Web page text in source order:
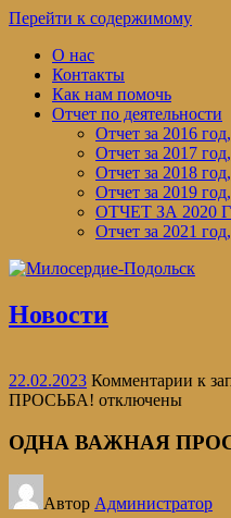
Перейти к содержимому
О нас
Контакты
Как нам помочь
Отчет по деятельности
Отчет за 2016
Отчет за 2017
Отчет за 2018
Отчет за 2019
ОТЧЕТ ЗА 2020
Отчет за 2021
Новости
22.02.2023 Комментарии к
ПРОСЬБА! отключены
ОДНА ВАЖНАЯ
Автор Администратор